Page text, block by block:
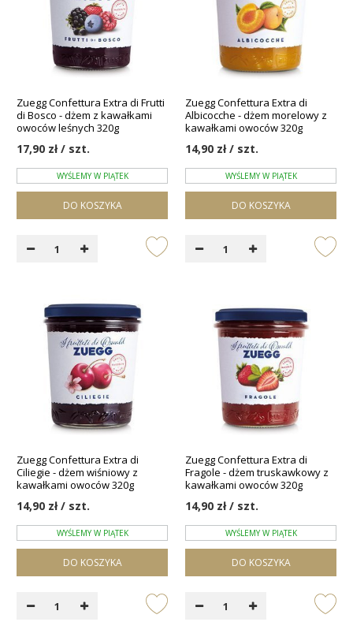
Zuegg Confettura Extra di Frutti
di Bosco - dżem z kawałkami
owoców leśnych 320g
17,90 zł / szt.
WYŚLEMY W PIĄTEK
DO KOSZYKA
Zuegg Confettura Extra di
Albicocche - dżem morelowy z
kawałkami owoców 320g
14,90 zł / szt.
WYŚLEMY W PIĄTEK
DO KOSZYKA
Zuegg Confettura Extra di
Ciliegie - dżem wiśniowy z
kawałkami owoców 320g
14,90 zł / szt.
WYŚLEMY W PIĄTEK
DO KOSZYKA
Zuegg Confettura Extra di
Fragole - dżem truskawkowy z
kawałkami owoców 320g
14,90 zł / szt.
WYŚLEMY W PIĄTEK
DO KOSZYKA